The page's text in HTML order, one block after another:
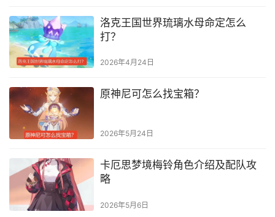
洛克王国世界琉璃水母命定怎么
打？
2026年4月24日
原神尼可怎么找宝箱？
2026年5月24日
卡厄思梦境梅铃角色介绍及配队攻
略
2026年5月6日